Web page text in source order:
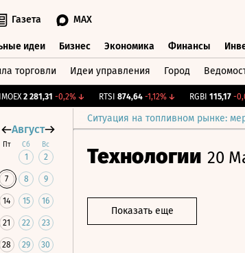
Газета MAX
идеи Бизнес Экономика Финансы
торговли Идеи управления Город
2 281,31 -0,2%↓ RTSI 874,64 -1,12%↓ RGBI 115,17 -0,06%
Ситуация на топливном рынке:
Август
Пт Сб Вс
1 2
7 8 9
14 15 16
21 22 23
28 29 30
Технологии 20
Показать еще